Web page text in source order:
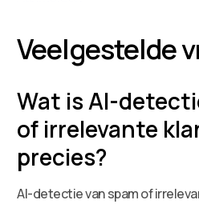
Veelgestelde
Wat is AI-
of irrelevante
precies?
AI-detectie van spam of